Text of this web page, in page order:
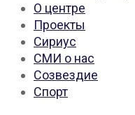
О центре
Проекты
Сириус
СМИ о нас
Созвездие
Спорт